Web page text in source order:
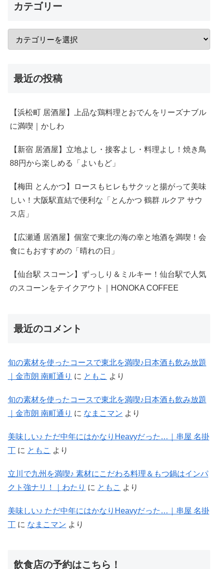
カテゴリー
最近の投稿
【浜松町 居酒屋】上品な鶏料理とおでんをリーズナブル
に満喫｜かしわ
【新宿 居酒屋】立地よし・接客よし・料理よし！焼き鳥
88円から楽しめる「よいもど」
【梅田 とんかつ】ロースもヒレもサクッと揚がって美味
しい！大阪駅直結で便利な「とんかつ 鶴群 ルクア サウ
ス店」
【広瀬通 居酒屋】個室で東北の海の幸と地酒を満喫！会
食にもおすすめの「晴れの日」
【仙台駅 スコーン】ずっしり＆ミルキー！仙台駅で人気
のスコーンをテイクアウト｜HONOKA COFFEE
最近のコメント
旬の素材を使ったコースで東北を満喫♪日本酒も飲み放題
｜金市朗 南町通り に ともこ より
旬の素材を使ったコースで東北を満喫♪日本酒も飲み放題
｜金市朗 南町通り に なまこマン より
美味しい♪ ただ中年にはかなりHeavyだった…｜串屋 名掛
丁 に ともこ より
立川で九州を満喫♪ 素材にこだわる料理＆もつ鍋はインパ
クト強ナリ！｜わたり に ともこ より
美味しい♪ ただ中年にはかなりHeavyだった…｜串屋 名掛
丁 に なまこマン より
飲食店の予約はこちら！